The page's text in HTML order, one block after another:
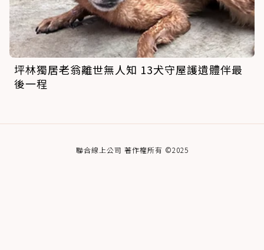
坪林獨居老翁離世無人知 13犬守屋護遺體伴最
後一程
聯合線上公司 著作權所有 ©2025